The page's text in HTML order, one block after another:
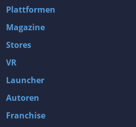
Plattformen
Magazine
Stores
VR
Launcher
Autoren
Franchise